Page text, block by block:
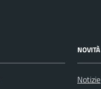
NOVITÀ
Notizie